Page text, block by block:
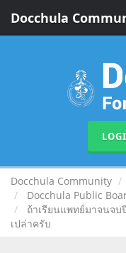
Docchula
Docchula Community
Docchula Public
ถ้าเรียนแพทย์มาจนจ
เปล่าครับ